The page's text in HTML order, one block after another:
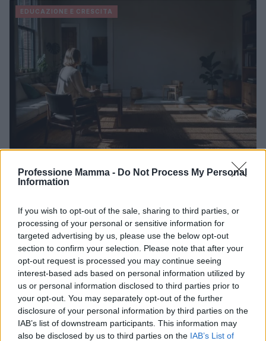
Professione Mamma - Do Not Process My Personal
Information
If you wish to opt-out of the sale, sharing to third parties, or
processing of your personal or sensitive information for
targeted advertising by us, please use the below opt-out
section to confirm your selection. Please note that after your
opt-out request is processed you may continue seeing
interest-based ads based on personal information utilized by
us or personal information disclosed to third parties prior to
your opt-out. You may separately opt-out of the further
disclosure of your personal information by third parties on the
IAB’s list of downstream participants. This information may
also be disclosed by us to third parties on the IAB’s List of
EDUCAZIONE E CRESCITA
Ansia nei figli: tecniche di co-regolazione e
Strategie pratiche e senza tempo per aiutare bambini e
ragazzi: co‑regolazione, routine rassicuranti, parole che
sostengono e un piano calma condiviso.
Beatrice Bonaventura · 7 Ago 2026
EDUCAZIONE E CRESCITA